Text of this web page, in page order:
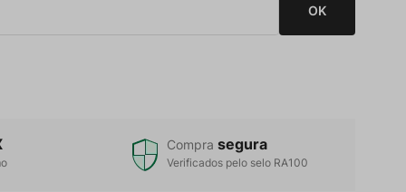
Compra segura
Verificados pelo selo RA100